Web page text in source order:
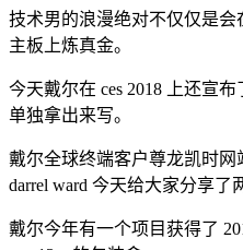
技术男的浪漫绝对不仅仅是
主板上炼真金。
今天戴尔在 ces 2018 上还宣
单独拿出来写。
戴尔全球终端客户尊龙凯时
darrel ward 今天给大家分享了
戴尔今年有一个项目获得了